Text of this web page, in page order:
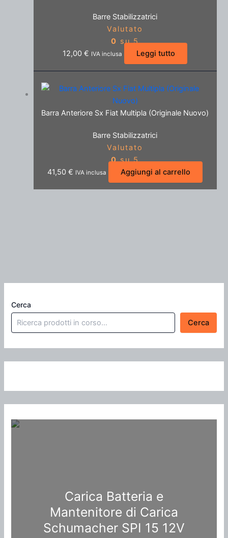
Barre Stabilizzatrici
Valutato
0 su 5
12,00€ IVA inclusa Leggi tutto
Barra Anteriore Sx Fiat Multipla (Originale Nuovo)
Barre Stabilizzatrici
Valutato
0su 5
41,50€ IVA inclusa Aggiungi al carrello
Cerca
Cerca
Carica Batteria e
Mantenitore di Carica
Schumacher SPI 15 12V